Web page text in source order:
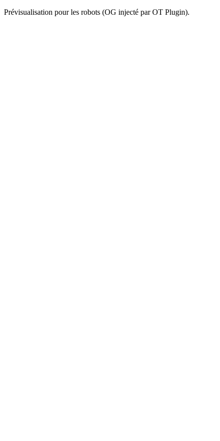
Prévisualisation pour les robots (OG injecté par OT Plugin).